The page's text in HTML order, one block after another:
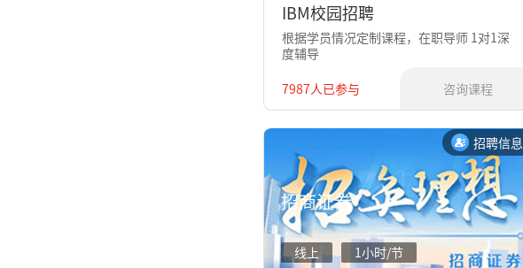
IBM校园招聘
根据学员情况定制课程，在职导师 1对1深
度辅导
7987人已参与
咨询课程
招聘信息
招商证券
线上 1小时/节